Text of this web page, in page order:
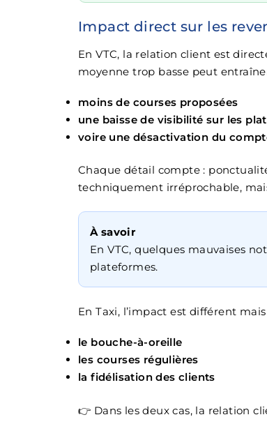
Impact direct sur les
En VTC, la relation client est
moyenne trop basse peut
moins de courses proposées
une baisse de visibilité sur les
voire une désactivation du
Chaque détail compte :
techniquement irréprochable,
À savoir
En VTC, quelques mauvaises
plateformes.
En Taxi, l’impact est différent
le bouche-à-oreille
les courses régulières
la fidélisation des clients
👉 Dans les deux cas, la relation